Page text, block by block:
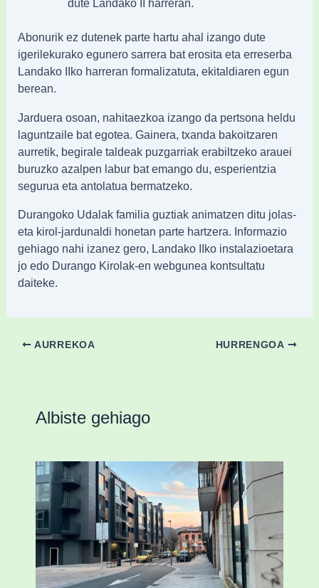
dute Landako II harreran.
Abonurik ez dutenek parte hartu ahal izango dute
igerilekurako egunero sarrera bat erosita eta erreserba
Landako IIko harreran formalizatuta, ekitaldiaren egun
berean.
Jarduera osoan, nahitaezkoa izango da pertsona heldu
laguntzaile bat egotea. Gainera, txanda bakoitzaren
aurretik, begirale taldeak puzgarriak erabiltzeko arauei
buruzko azalpen labur bat emango du, esperientzia
segurua eta antolatua bermatzeko.
Durangoko Udalak familia guztiak animatzen ditu jolas-
eta kirol-jardunaldi honetan parte hartzera. Informazio
gehiago nahi izanez gero, Landako IIko instalazioetara
jo edo Durango Kirolak-en webgunea kontsultatu
daiteke.
AURREKOA HURRENGOA
Albiste gehiago
Udal etxebizitza tasatuei buruzko lehen